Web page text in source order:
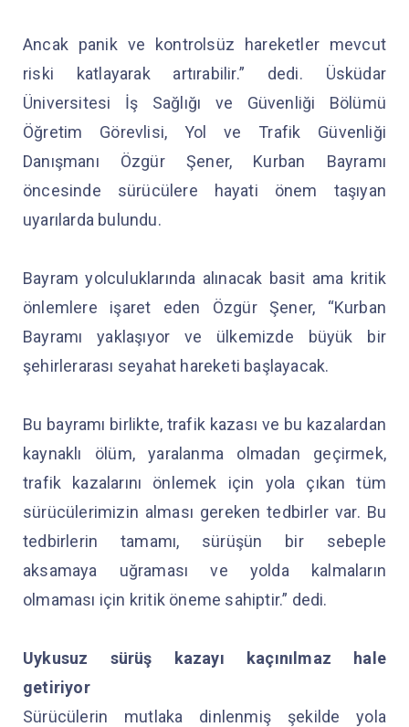
Ancak panik ve kontrolsüz hareketler mevcut
riski katlayarak artırabilir.” dedi. Üsküdar
Üniversitesi İş Sağlığı ve Güvenliği Bölümü
Öğretim Görevlisi, Yol ve Trafik Güvenliği
Danışmanı Özgür Şener, Kurban Bayramı
öncesinde sürücülere hayati önem taşıyan
uyarılarda bulundu.
Bayram yolculuklarında alınacak basit ama kritik
önlemlere işaret eden Özgür Şener, “Kurban
Bayramı yaklaşıyor ve ülkemizde büyük bir
şehirlerarası seyahat hareketi başlayacak.
Bu bayramı birlikte, trafik kazası ve bu kazalardan
kaynaklı ölüm, yaralanma olmadan geçirmek,
trafik kazalarını önlemek için yola çıkan tüm
sürücülerimizin alması gereken tedbirler var. Bu
tedbirlerin tamamı, sürüşün bir sebeple
aksamaya uğraması ve yolda kalmaların
olmaması için kritik öneme sahiptir.” dedi.
Uykusuz sürüş kazayı kaçınılmaz hale
getiriyor
Sürücülerin mutlaka dinlenmiş şekilde yola